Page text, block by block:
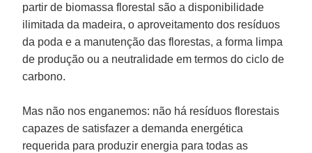
partir de biomassa florestal são a disponibilidade
ilimitada da madeira, o aproveitamento dos resíduos
da poda e a manutenção das florestas, a forma limpa
de produção ou a neutralidade em termos do ciclo de
carbono.
Mas não nos enganemos: não há resíduos florestais
capazes de satisfazer a demanda energética
requerida para produzir energia para todas as